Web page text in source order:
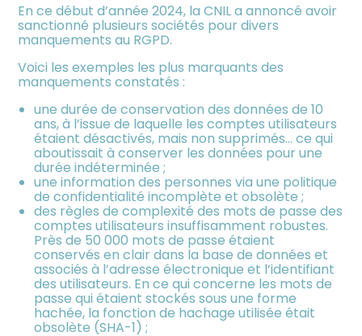
En ce début d’année 2024, la CNIL a annoncé avoir
sanctionné plusieurs sociétés pour divers
manquements au RGPD.
Voici les exemples les plus marquants des
manquements constatés :
une durée de conservation des données de 10
ans, à l’issue de laquelle les comptes utilisateurs
étaient désactivés, mais non supprimés… ce qui
aboutissait à conserver les données pour une
durée indéterminée ;
une information des personnes via une politique
de confidentialité incomplète et obsolète ;
des règles de complexité des mots de passe des
comptes utilisateurs insuffisamment robustes.
Près de 50 000 mots de passe étaient
conservés en clair dans la base de données et
associés à l’adresse électronique et l’identifiant
des utilisateurs. En ce qui concerne les mots de
passe qui étaient stockés sous une forme
hachée, la fonction de hachage utilisée était
obsolète (SHA-1) ;